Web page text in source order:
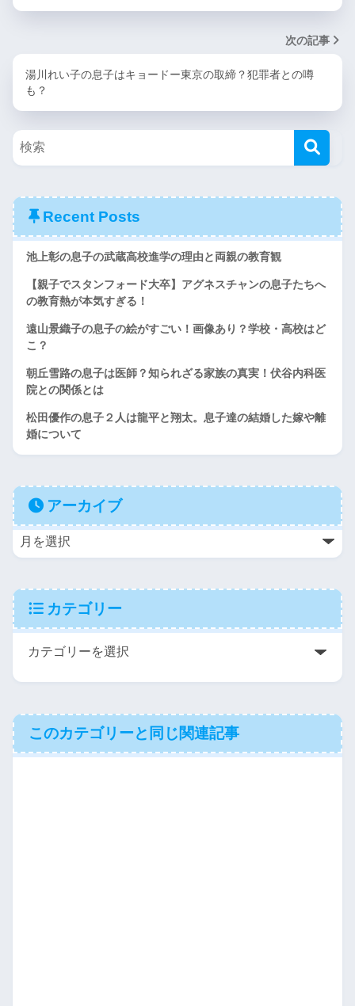
次の記事
湯川れい子の息子はキョードー東京の取締？犯罪者との噂
も？
Recent Posts
池上彰の息子の武蔵高校進学の理由と両親の教育観
【親子でスタンフォード大卒】アグネスチャンの息子たちへ
の教育熱が本気すぎる！
遠山景織子の息子の絵がすごい！画像あり？学校・高校はど
こ？
朝丘雪路の息子は医師？知られざる家族の真実！伏谷内科医
院との関係とは
松田優作の息子２人は龍平と翔太。息子達の結婚した嫁や離
婚について
アーカイブ
カテゴリー
このカテゴリーと同じ関連記事